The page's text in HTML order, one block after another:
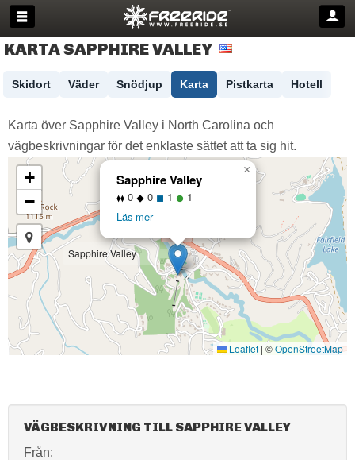
KARTA SAPPHIRE VALLEY
Skidort Väder Snödjup Karta Pistkarta Hotell
Karta över Sapphire Valley i North Carolina och
vägbeskrivningar för det enklaste sättet att ta sig hit.
Sapphire Valley
Sapphire Valley
0 0 1
1
Läs mer
×
+
−
Leaflet | ©OpenStreetMap
VÄGBESKRIVNING TILL SAPPHIRE VALLEY
Från: